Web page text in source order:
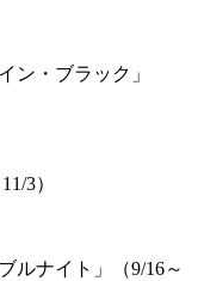
ン・ブラック」
3）
ルナイト」（9/16～